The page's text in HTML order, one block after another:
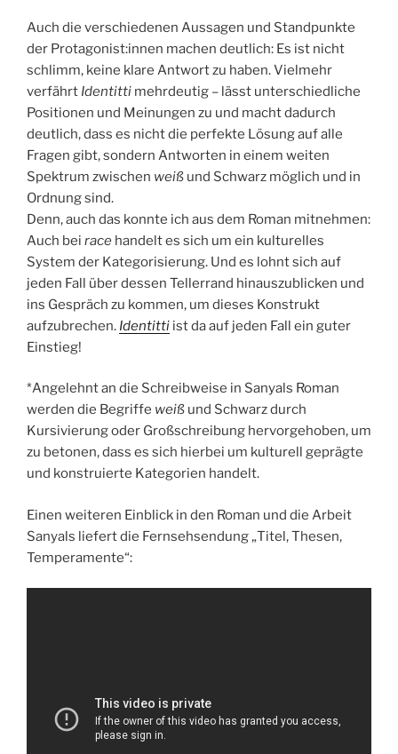
Auch die verschiedenen Aussagen und Standpunkte
der Protagonist:innen machen deutlich: Es ist nicht
schlimm, keine klare Antwort zu haben. Vielmehr
verfährt Identitti mehrdeutig – lässt unterschiedliche
Positionen und Meinungen zu und macht dadurch
deutlich, dass es nicht die perfekte Lösung auf alle
Fragen gibt, sondern Antworten in einem weiten
Spektrum zwischen weiß und Schwarz möglich und in
Ordnung sind.
Denn, auch das konnte ich aus dem Roman mitnehmen:
Auch bei race handelt es sich um ein kulturelles
System der Kategorisierung. Und es lohnt sich auf
jeden Fall über dessen Tellerrand hinauszublicken und
ins Gespräch zu kommen, um dieses Konstrukt
aufzubrechen. Identitti ist da auf jeden Fall ein guter
Einstieg!
*Angelehnt an die Schreibweise in Sanyals Roman
werden die Begriffe weiß und Schwarz durch
Kursivierung oder Großschreibung hervorgehoben, um
zu betonen, dass es sich hierbei um kulturell geprägte
und konstruierte Kategorien handelt.
Einen weiteren Einblick in den Roman und die Arbeit
Sanyals liefert die Fernsehsendung „Titel, Thesen,
Temperamente“: